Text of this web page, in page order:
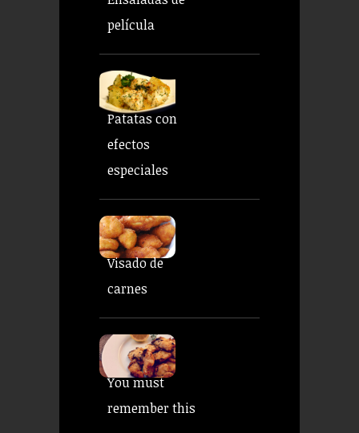
película
Patatas con
efectos
especiales
Visado de
carnes
You must
remember this